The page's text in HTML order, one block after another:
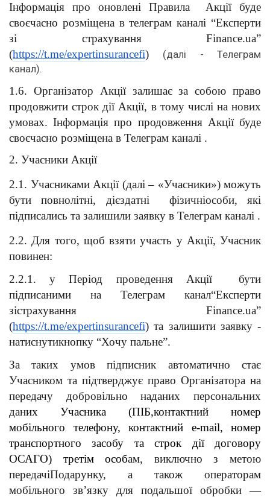
Інформація про оновлені Правила  Акції буде
своєчасно розміщена в телеграм каналі “Експерти
зі страхування Finance.ua”
(https://t.me/expertinsurancefi) (далі - Телеграм
канал).
1.6. Організатор Акції залишає за собою право
продовжити строк дії Акції, в тому числі на нових
умовах. Інформація про продовження Акції буде
своєчасно розміщена в Телеграм каналі .
2. Учасники Акції
2.1. Учасниками Акції (далі – «Учасники») можуть
бути повнолітні, дієздатні  фізичніособи, які
підписались та залишили заявку в Телеграм каналі .
2.2. Для того, щоб взяти участь у Акції, Учасник
повинен:
2.2.1. у Період проведення Акції  бути
підписаними на Телеграм канал“Експерти
зістрахування Finance.ua”
(https://t.me/expertinsurancefi) та залишити заявку -
натиснутикнопку “Хочу пальне”.
За таких умов
підписник автоматично стає
Учасником та підтверджує право Організатора на
передачу добровільно наданих персональних
даних Учасника (ПІБ,контактний номер
мобільного телефону, контактний e-mail, номер
транспортного засобу та строк дії договору
ОСАГО) третім особам, виключно з метою
передачіПодарунку, а також операторам
мобільного зв’язку для подальшої обробки —